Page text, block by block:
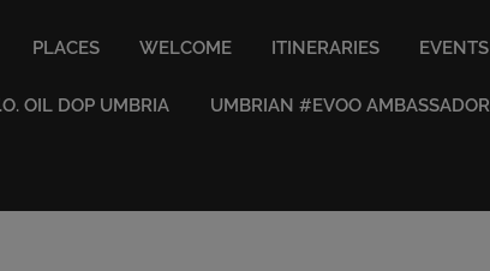
PLACES WELCOME ITINERARIES EVENTS
OIL DOP UMBRIA UMBRIAN #EVOO AMBASSADOR